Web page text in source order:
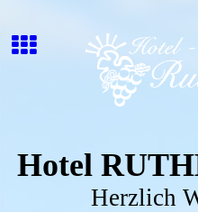
Hotel
Herzlich